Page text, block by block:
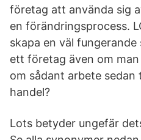
företag att använda sig
en förändringsprocess.
skapa en väl
ett företag även om
om sådant arbete sedan
handel?
Lots betyder ungefär